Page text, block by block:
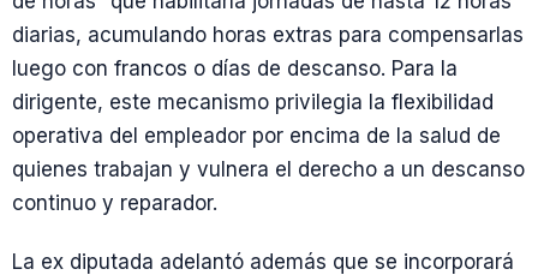
diarias, acumulando horas extras para compensarlas
luego con francos o días de descanso. Para la
dirigente, este mecanismo privilegia la flexibilidad
operativa del empleador por encima de la salud de
quienes trabajan y vulnera el derecho a un descanso
continuo y reparador.
La ex diputada adelantó además que se incorporará